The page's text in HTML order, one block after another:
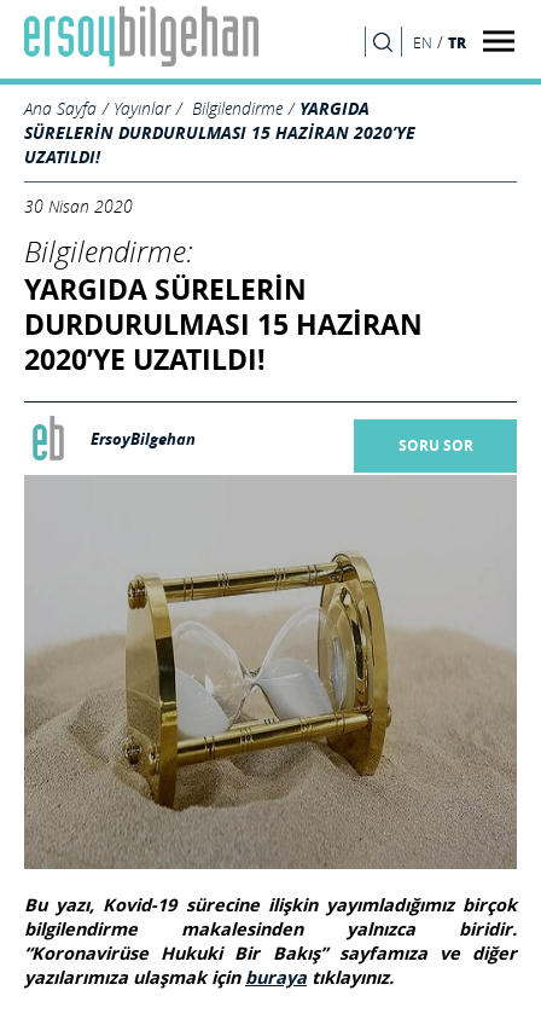
EN / TR
Ana Sayfa Yayınlar Bilgilendirme
YARGIDA
SÜRELERİN DURDURULMASI 15 HAZİRAN 2020’YE
UZATILDI!
30 Nisan 2020
Bilgilendirme:
YARGIDA SÜRELERİN
DURDURULMASI 15 HAZİRAN
2020’YE UZATILDI!
ErsoyBilgehan SORU SOR
Bu yazı, Kovid-19 sürecine ilişkin yayımladığımız birçok
bilgilendirme makalesinden yalnızca biridir.
“Koronavirüse Hukuki Bir Bakış” sayfamıza ve diğer
yazılarımıza ulaşmak için buraya tıklayınız.
ARA